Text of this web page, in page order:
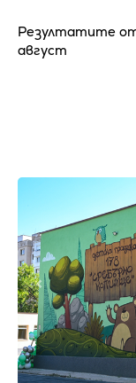
Резултатите
август